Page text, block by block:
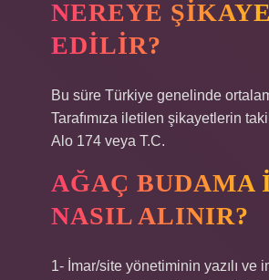
NEREYE
EDILIR?
Bu süre Türkiye genelinde
Tarafımıza iletilen şikayetlerin
Alo 174 veya T.C.
AĞAÇ BUDAMA
NASIL ALINIR?
1- İmar/site yönetiminin yazılı ve